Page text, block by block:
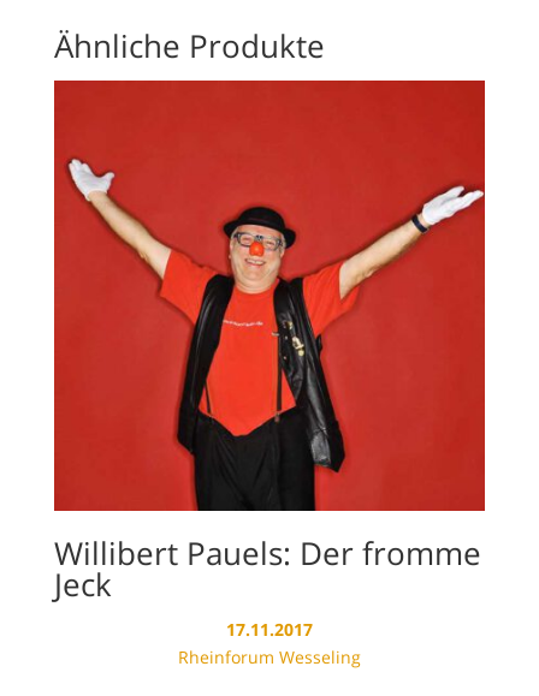
Ähnliche Produkte
Willibert Pauels: Der fromme
Jeck
17.11.2017
Rheinforum Wesseling